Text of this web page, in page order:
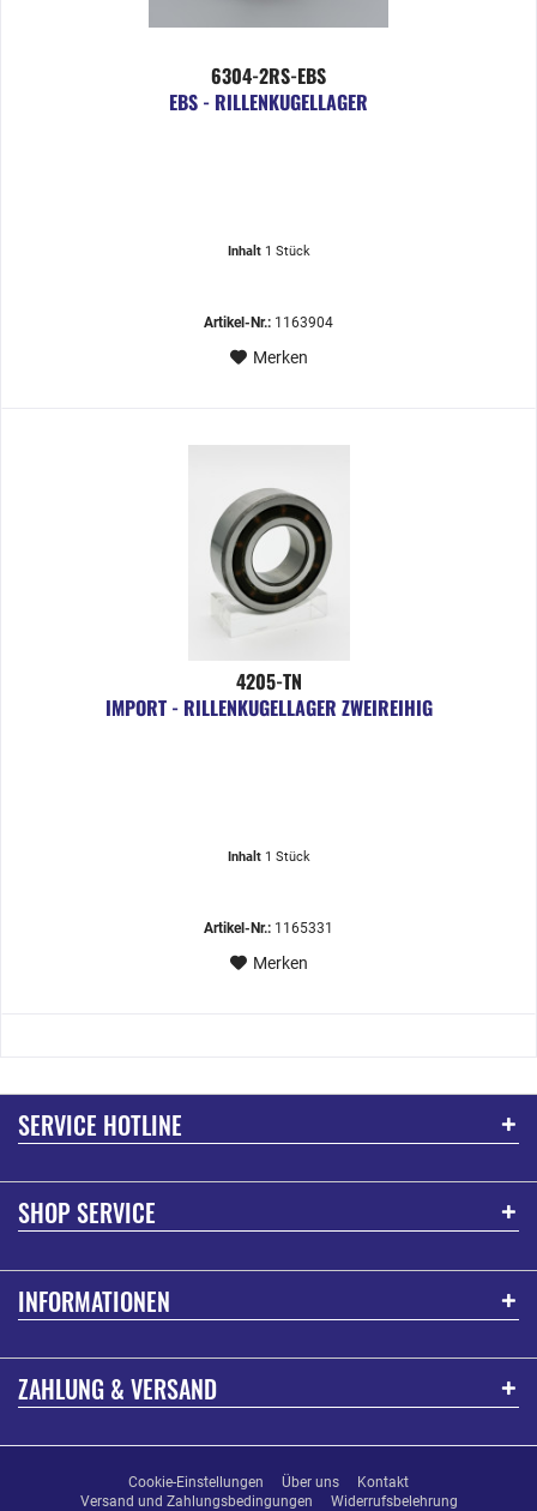
6304-2RS-EBS
EBS - RILLENKUGELLAGER
Inhalt 1 Stück
Artikel-Nr.: 1163904
Merken
4205-TN
IMPORT - RILLENKUGELLAGER ZWEIREIHIG
Inhalt 1 Stück
Artikel-Nr.: 1165331
Merken
SERVICE HOTLINE
SHOP SERVICE
INFORMATIONEN
ZAHLUNG & VERSAND
Cookie-Einstellungen Über uns
Kontakt
Versand und Zahlungsbedingungen
Widerrufsbelehrung